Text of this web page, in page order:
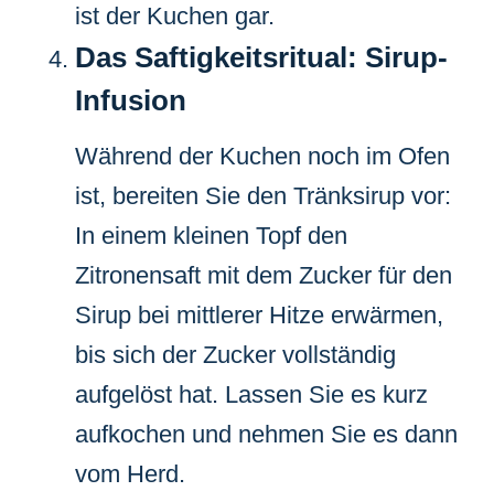
ist der Kuchen gar.
Das Saftigkeitsritual: Sirup-
Infusion
Während der Kuchen noch im Ofen
ist, bereiten Sie den Tränksirup vor:
In einem kleinen Topf den
Zitronensaft mit dem Zucker für den
Sirup bei mittlerer Hitze erwärmen,
bis sich der Zucker vollständig
aufgelöst hat. Lassen Sie es kurz
aufkochen und nehmen Sie es dann
vom Herd.